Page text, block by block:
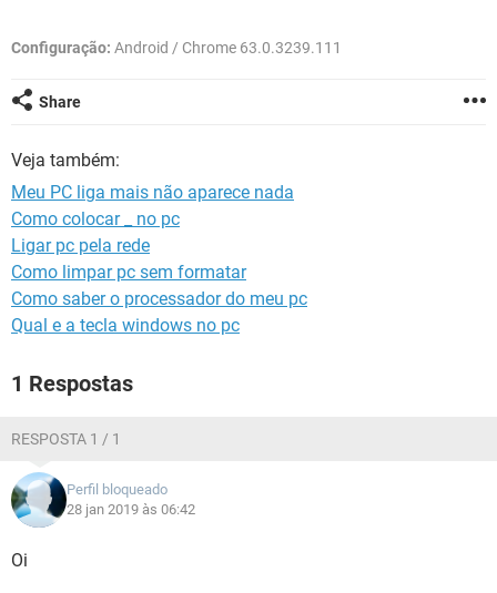
Configuração: Android / Chrome 63.0.3239.111
Share
Veja também:
Meu PC liga mais não aparece nada
Como colocar _ no pc
Ligar pc pela rede
Como limpar pc sem formatar
Como saber o processador do meu pc
Qual e a tecla windows no pc
1 Respostas
RESPOSTA 1 / 1
Perfil bloqueado
28 jan 2019 às 06:42
Oi